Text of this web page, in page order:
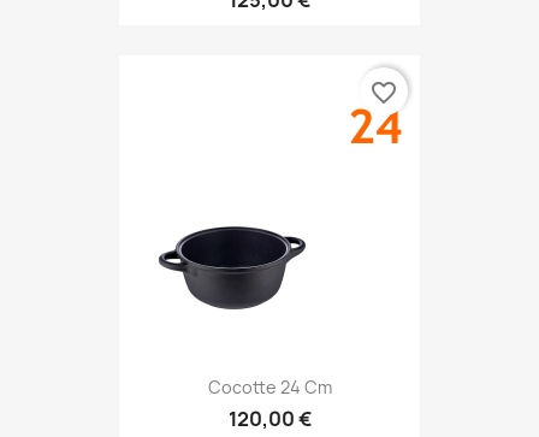
Cocotte 24 Cm
120,00 €
favorite_border